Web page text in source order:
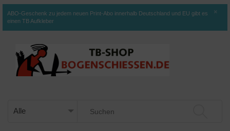
ABO-Geschenk zu jedem neuen Print-Abo innerhalb Deutschland und EU gibt es
einen TB Aufkleber
×